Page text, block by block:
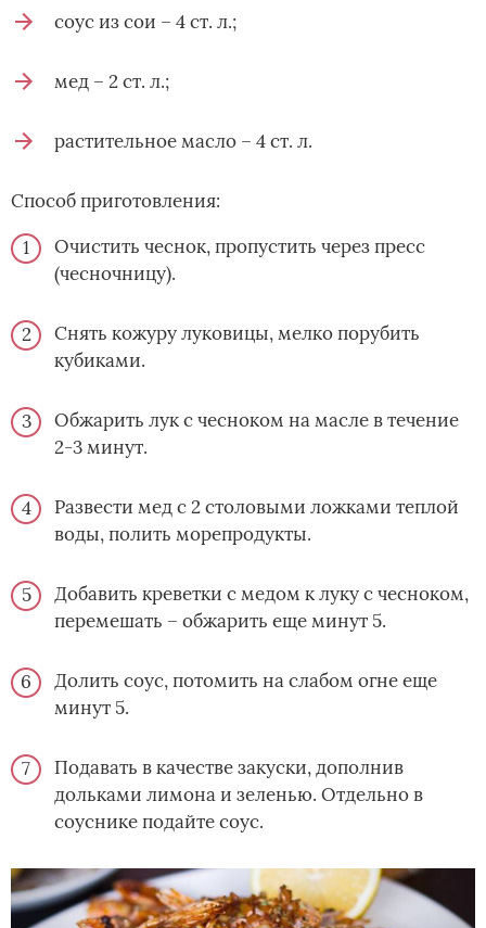
соус из сои – 4 ст. л.;
мед – 2 ст. л.;
растительное масло – 4 ст. л.
Способ приготовления:
Очистить чеснок, пропустить через пресс
(чесночницу).
Снять кожуру луковицы, мелко порубить
кубиками.
Обжарить лук с чесноком на масле в течение
2-3 минут.
Развести мед с 2 столовыми ложками теплой
воды, полить морепродукты.
Добавить креветки с медом к луку с чесноком,
перемешать – обжарить еще минут 5.
Долить соус, потомить на слабом огне еще
минут 5.
Подавать в качестве закуски, дополнив
дольками лимона и зеленью. Отдельно в
соуснике подайте соус.